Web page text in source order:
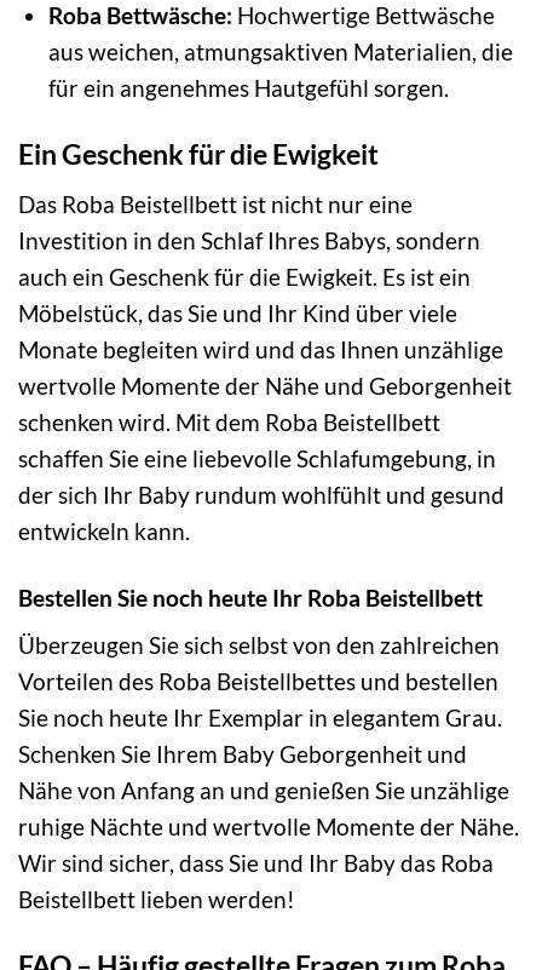
Roba Bettwäsche: Hochwertige Bettwäsche
aus weichen, atmungsaktiven Materialien, die
für ein angenehmes Hautgefühl sorgen.
Ein Geschenk für die Ewigkeit
Das Roba Beistellbett ist nicht nur eine
Investition in den Schlaf Ihres Babys, sondern
auch ein Geschenk für die Ewigkeit. Es ist ein
Möbelstück, das Sie und Ihr Kind über viele
Monate begleiten wird und das Ihnen unzählige
wertvolle Momente der Nähe und Geborgenheit
schenken wird. Mit dem Roba Beistellbett
schaffen Sie eine liebevolle Schlafumgebung, in
der sich Ihr Baby rundum wohlfühlt und gesund
entwickeln kann.
Bestellen Sie noch heute Ihr Roba Beistellbett
Überzeugen Sie sich selbst von den zahlreichen
Vorteilen des Roba Beistellbettes und bestellen
Sie noch heute Ihr Exemplar in elegantem Grau.
Schenken Sie Ihrem Baby Geborgenheit und
Nähe von Anfang an und genießen Sie unzählige
ruhige Nächte und wertvolle Momente der Nähe.
Wir sind sicher, dass Sie und Ihr Baby das Roba
Beistellbett lieben werden!